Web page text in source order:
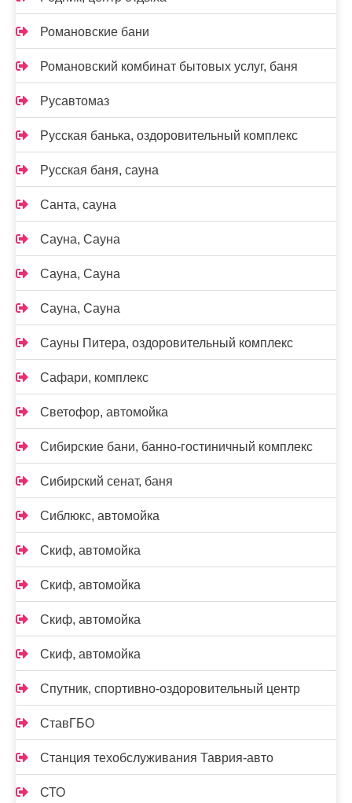
Романовские бани
Романовский комбинат бытовых услуг, баня
Русавтомаз
Русская банька, оздоровительный комплекс
Русская баня, сауна
Санта, сауна
Сауна, Сауна
Сауна, Сауна
Сауна, Сауна
Сауны Питера, оздоровительный комплекс
Сафари, комплекс
Светофор, автомойка
Сибирские бани, банно-гостиничный комплекс
Сибирский сенат, баня
Сиблюкс, автомойка
Скиф, автомойка
Скиф, автомойка
Скиф, автомойка
Скиф, автомойка
Спутник, спортивно-оздоровительный центр
СтавГБО
Станция техобслуживания Таврия-авто
СТО